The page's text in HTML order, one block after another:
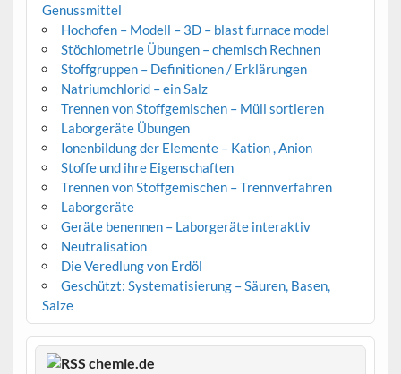
Genussmittel
Hochofen – Modell – 3D – blast furnace model
Stöchiometrie Übungen – chemisch Rechnen
Stoffgruppen – Definitionen / Erklärungen
Natriumchlorid – ein Salz
Trennen von Stoffgemischen – Müll sortieren
Laborgeräte Übungen
Ionenbildung der Elemente – Kation , Anion
Stoffe und ihre Eigenschaften
Trennen von Stoffgemischen – Trennverfahren
Laborgeräte
Geräte benennen – Laborgeräte interaktiv
Neutralisation
Die Veredlung von Erdöl
Geschützt: Systematisierung – Säuren, Basen,
Salze
chemie.de